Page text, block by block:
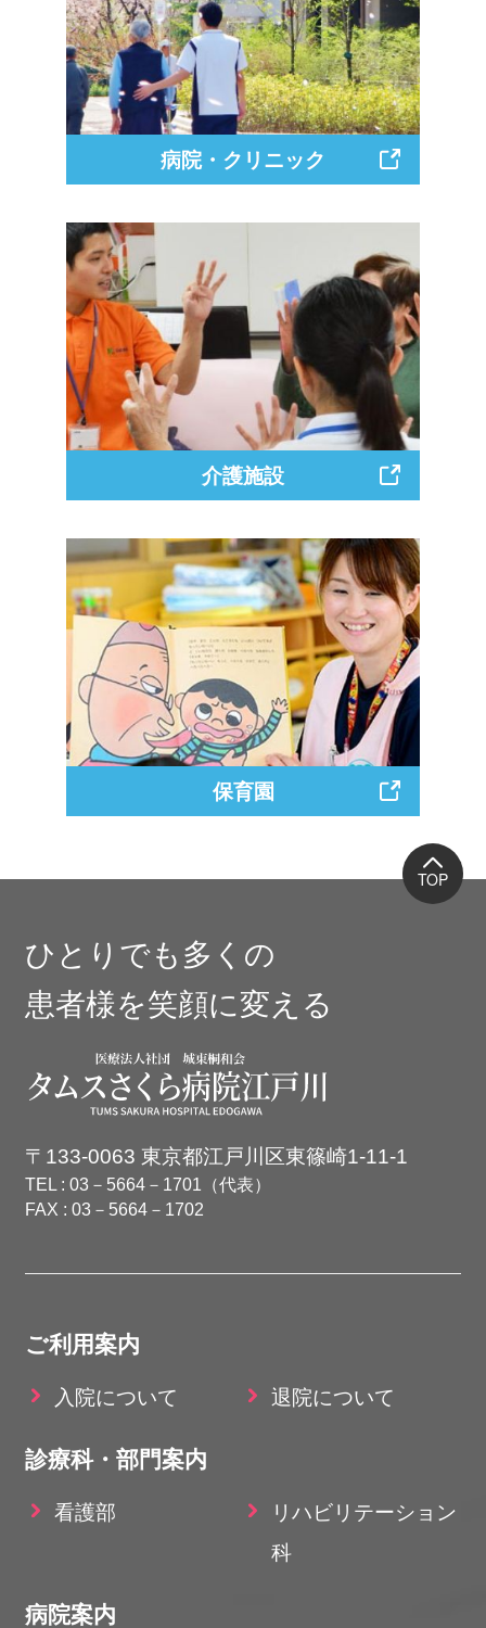
す。診療情報提供書とお薬手帳、画像デー
タをお持ちください。
※一度お電話ください。ご予約取らせてい
ただきます。
内科・リハビリテーション科・放射線科
面会時間
面会時間 13:00～17:00
認知症疾患医療センター：外来診療時
間
午前の受付 9:00～12:00
午後の受付 13:00～17:00
※土曜日の午後は15:00まで
※ 予約制（待機状況などにつきましては、
病院・クリニック
介護施設
保育園
ひとりでも多くの
患者様を笑顔に変える
〒133-0063 東京都江戸川区東篠崎1-11-1
TEL : 03－5664－1701（代表）
FAX : 03－5664－1702
ご利用案内
入院について 退院について
診療科・部門案内
看護部
リハビリテーション
科
病院案内